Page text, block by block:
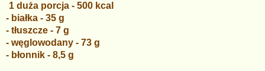
1 duża porcja - 500 kcal
- białka - 35 g
- tłuszcze - 7 g
- węglowodany - 73 g
- błonnik - 8,5 g